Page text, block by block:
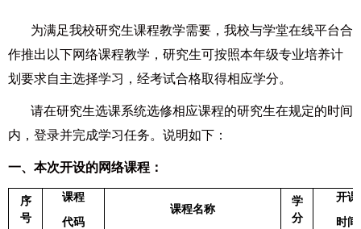
为满足我校研究生课程教学需要，我校与学堂在线平台合
作推出以下网络课程教学，研究生可按照本年级专业培养计
划要求自主选择学习，经考试合格取得相应学分。
请在研究生选课系统选修相应课程的研究生在规定的时间
内，登录并完成学习任务。说明如下：
一、本次开设的网络课程：
序
号
课程
代码
课程名称
学
分
开课
时间